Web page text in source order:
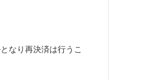
なり再決済は行うこ